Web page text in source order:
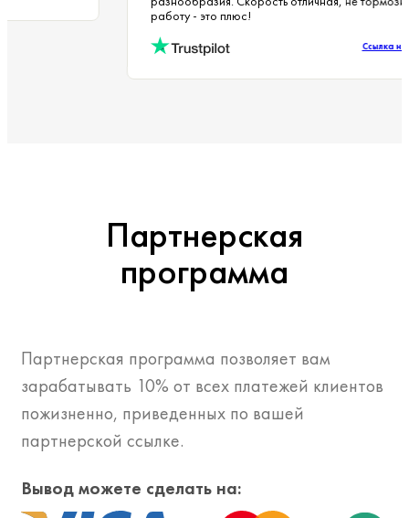
работу - это плюс!
Ссылка
Партнерская
программа
Партнерская программа позволяет вам
зарабатывать 10% от всех платежей клиентов
пожизненно, приведенных по вашей
партнерской ссылке.
Вывод можете сделать на: